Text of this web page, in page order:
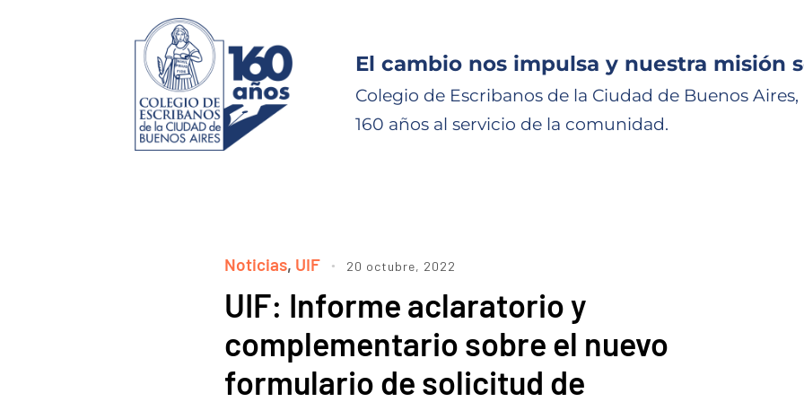
El cambio nos impulsa y nuestra misión
Colegio de Escribanos de la Ciudad de Buenos Aires,
160 años al servicio de la comunidad.
Noticias, UIF 20 octubre, 2022
UIF: Informe aclaratorio y
complementario sobre el nuevo
formulario de solicitud de